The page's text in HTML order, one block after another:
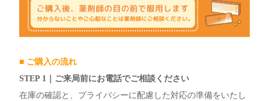
■ ご購入の流れ
STEP 1｜ご来局前にお電話でご相談ください
在庫の確認と、プライバシーに配慮した対応の準備をいたし